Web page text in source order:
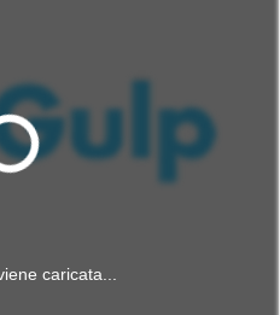
caricata...